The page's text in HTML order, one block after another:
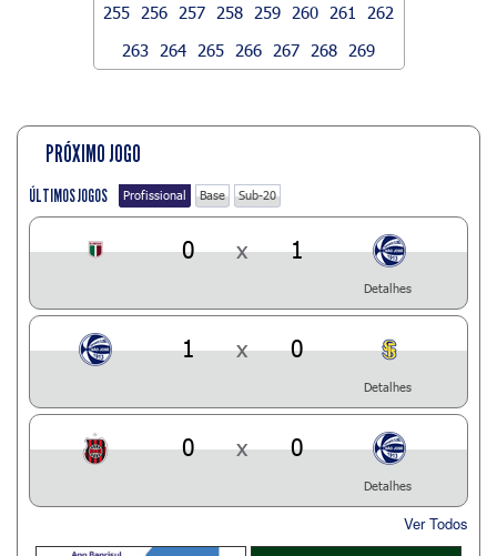
255
256 257 258 259 260 261
262
263
264 265 266 267 268 269
PRÓXIMO JOGO
ÚLTIMOS JOGOS Profissional Base Sub-20
0 x 1
Detalhes
1 x 0
Detalhes
0 x 0
Detalhes
Ver Todos